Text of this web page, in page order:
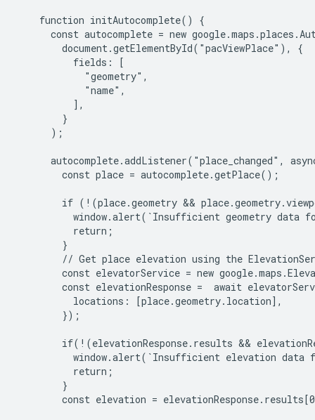
    function initAutocomplete() {
const autocomplete = new
        document.getElementById("pacViewPlace"), {
          fields: [
            "geometry",
            "name",
          ],
        }
      );
autocomplete.addListener("place_changed",
        const place = autocomplete.getPlace();
if (!(place.geometry &&
window.alert(`Insufficient geometry data
          return;
        }
// Get place elevation using the
const elevatorService = new
const elevationResponse =  await
          locations: [place.geometry.location],
        });
if(!(elevationResponse.results &&
window.alert(`Insufficient elevation data
          return;
        }
const elevation =